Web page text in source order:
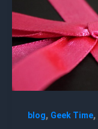
blog, Geek Time,